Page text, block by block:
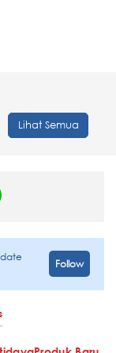
Lihat Semua
Follow